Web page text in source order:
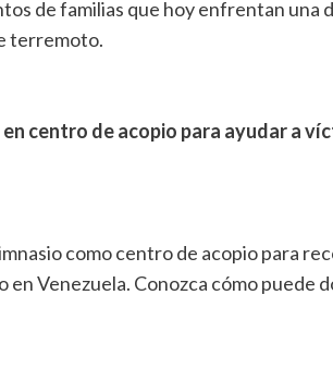
de familias que hoy enfrentan una
terremoto.
centro de acopio para ayudar a
como centro de acopio para
Venezuela. Conozca cómo puede